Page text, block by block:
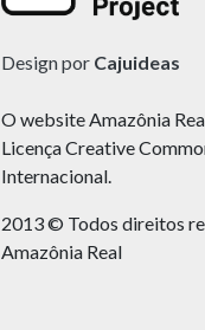
Design por Cajuideas
O website Amazônia
Licença Creative
Internacional.
2013 © Todos direitos
Amazônia Real